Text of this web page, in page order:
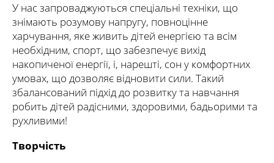
У нас запроваджуються спеціальні техніки, що
знімають розумову напругу, повноцінне
харчування, яке живить дітей енергією та всім
необхідним, спорт, що забезпечує вихід
накопиченої енергії, і, нарешті, сон у комфортних
умовах, що дозволяє відновити сили. Такий
збалансований підхід до розвитку та навчання
робить дітей радісними, здоровими, бадьорими та
рухливими!
Творчість